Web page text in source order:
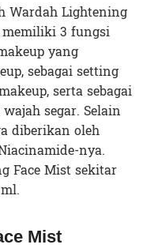
Wardah Lightening
3 fungsi
yang
sebagai setting
serta sebagai
segar. Selain
diberikan oleh
nya.
Face Mist sekitar
Mist